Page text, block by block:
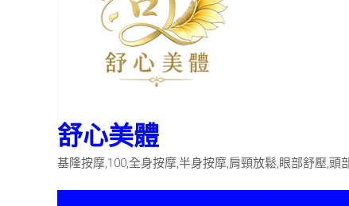
舒心美體
基隆按摩,100,全身按摩,半身按摩,肩頸放鬆,眼部舒壓,頭